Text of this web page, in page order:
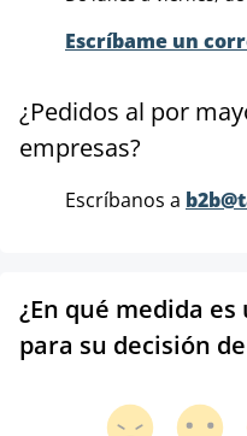
Escríbame un
¿Pedidos al por
empresas?
Escríbanos a
¿En qué medida
para su decisión